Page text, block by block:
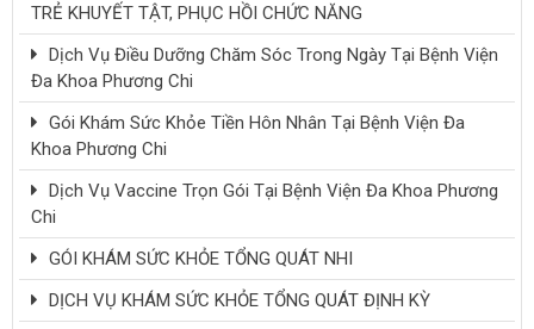
TRẺ KHUYẾT TẬT, PHỤC HỒI CHỨC NĂNG
Dịch Vụ Điều Dưỡng Chăm Sóc Trong Ngày Tại Bệnh Viện
Đa Khoa Phương Chi
Gói Khám Sức Khỏe Tiền Hôn Nhân Tại Bệnh Viện Đa
Khoa Phương Chi
Dịch Vụ Vaccine Trọn Gói Tại Bệnh Viện Đa Khoa Phương
Chi
GÓI KHÁM SỨC KHỎE TỔNG QUÁT NHI
DỊCH VỤ KHÁM SỨC KHỎE TỔNG QUÁT ĐỊNH KỲ